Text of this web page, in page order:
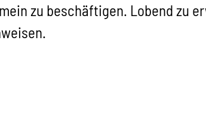
zu beschäftigen. Lobend zu